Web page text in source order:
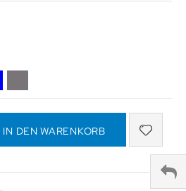
IN DEN WARENKORB